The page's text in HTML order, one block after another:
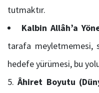
tutmaktır.
Kalbin Allâh’a
tarafa meyletmemesi,
hedefe yürümesi, bu
Âhiret Boyutu